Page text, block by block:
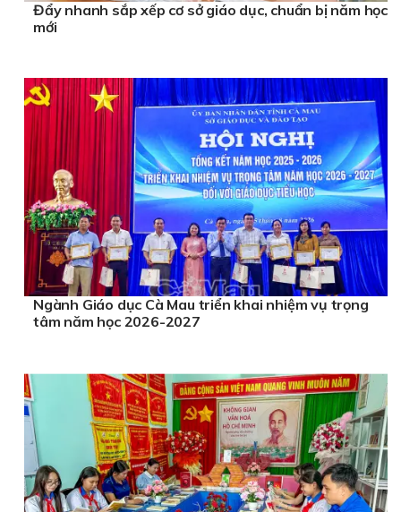
Đẩy nhanh sắp xếp cơ sở giáo dục, chuẩn bị năm học
mới
Ngành Giáo dục Cà Mau triển khai nhiệm vụ trọng
tâm năm học 2026-2027